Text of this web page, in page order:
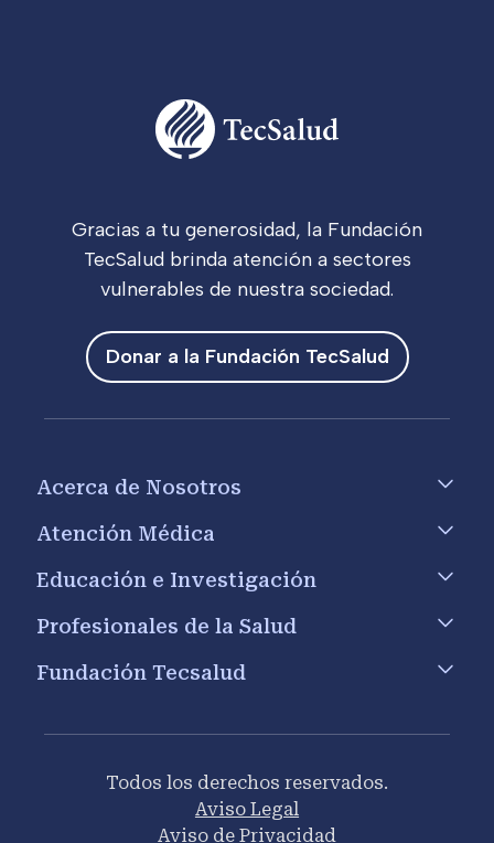
Gracias a tu generosidad, la Fundación
TecSalud brinda atención a sectores
vulnerables de nuestra sociedad.
Donar a la Fundación TecSalud
Acerca de Nosotros
Atención Médica
Educación e Investigación
Profesionales de la Salud
Fundación Tecsalud
Todos los derechos reservados.
Aviso Legal
Aviso de Privacidad